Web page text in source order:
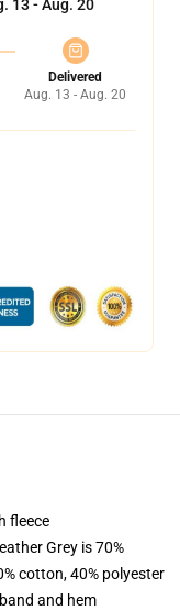
13 - Aug. 20
Delivered
Aug. 13 - Aug. 20
fleece
Grey is 70%
cotton, 40% polyester
and hem